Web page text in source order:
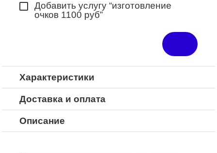
Добавить услугу “изготовление
очков 1100 руб”
Характеристики
Доставка и оплата
Описание